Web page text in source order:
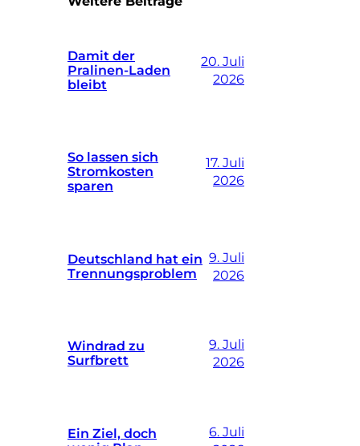
Damit der
Pralinen-Laden
bleibt
20. Juli
2026
So lassen sich
Stromkosten
sparen
17. Juli
2026
Deutschland hat ein
Trennungsproblem
9. Juli
2026
Windrad zu
Surfbrett
9. Juli
2026
Ein Ziel, doch
6. Juli